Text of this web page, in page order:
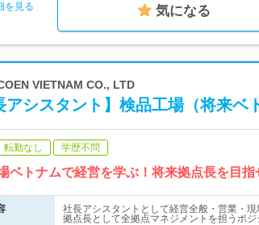
を見る 気になる
VIETNAM CO., LTD
アシスタント】検品工場（将来ベ
転勤なし 学歴不問
ベトナムで経営を学ぶ！将来拠点長を目
社長アシスタントとして経営全般・営業・
拠点長として全拠点マネジメントを担うポジ